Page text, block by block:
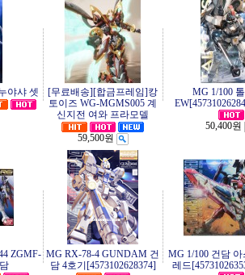
야샤 셋
[무료배송][합금프레임]캉
토이즈 WG-MGMS005 계
신지전 여와 프라모델
59,500원
MG 1/100
50,400원
ZGMF- MG RX-78-4 GUNDAM 건
담 4호기[4573102628374]
MG 1/100 건담
레드